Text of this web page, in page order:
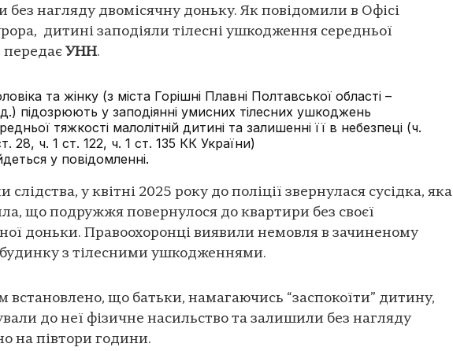
без нагляду двомісячну доньку. Як повідомили в Офісі
дитині заподіяли тілесні ушкодження середньої
передає УНН.
та жінку (з міста Горішні Плавні Полтавської області –
підозрюють у заподіянні умисних тілесних ушкоджень
тяжкості малолітній дитині та залишенні її в небезпеці (ч.
28, ч. 1 ст. 122, ч. 1 ст. 135 КК України)
у повідомленні.
слідства, у квітні 2025 року до поліції звернулася сусідка, яка
що подружжя повернулося до квартири без своєї
доньки. Правоохоронці виявили немовля в зачиненому
з тілесними ушкодженнями.
встановлено, що батьки, намагаючись “заспокоїти” дитину,
до неї фізичне насильство та залишили без нагляду
на півтори години.